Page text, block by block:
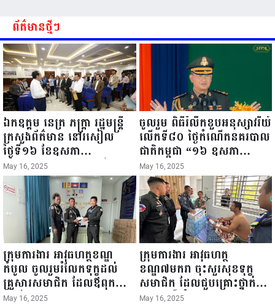
ព័ត៌មានថ្មីៗ
ឯកឧត្តម នេត្រ ភក្ត្រា រដ្ឋមន្ត្រី
ក្រសួងព័ត៌មាន នៅរសៀល
ថ្ងៃទី១៦ ខែឧសភា
ឆ្នាំ២០២៥នេះ បានអញ្ជើញចុះ
ធ្វើជំរឿនថ្នាក់ដឹកនាំមន្ត្រីរាជ
ការស៉ីវិល នៃក្រសួងព័ត៌មាន...
May 16, 2025
ចូលរួម ពិធីរំលឹកខួបអនុស្សាវរីយ៍
លើកទី៨០ ថ្ងៃកំណើតនគរបាល
ជាតិកម្ពុជា “១៦ ឧសភា
១៩៤៥ ~ ១៦ ឧសភា
២០២៥”...
May 16, 2025
ក្រុមការងារ អាវុធហត្ថខណ្ឌ
កំបូល ចូលរួមរំលែកទុក្ខដល់
គ្រួសារសមាជិក ដែលឪពុកក្មេក
របស់លោកទទួលមរណៈភាព!
May 16, 2025
ក្រុមការងារ អាវុធហត្ថ
ខណ្ឌ៧មករា ចុះសួរសុខទុក្ខ
សមាជិក ដែលជួបគ្រោះថ្នាក់
ចរាចរណ៍ កំពុងសម្រាកព្យាបាល
May 16, 2025